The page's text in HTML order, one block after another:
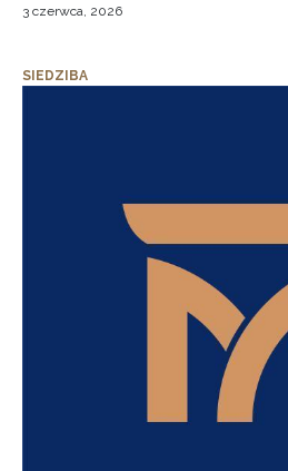
3 czerwca, 2026
SIEDZIBA